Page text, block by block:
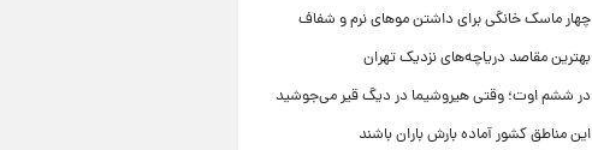
چهار ماسک خانگی برای داشتن موهای نرم و شفاف
بهترین مقاصد دریاچه‌های نزدیک تهران
در ششم اوت؛ وقتی هیروشیما در دیگ قیر می‌جوشید
این مناطق کشور آماده بارش باران باشند